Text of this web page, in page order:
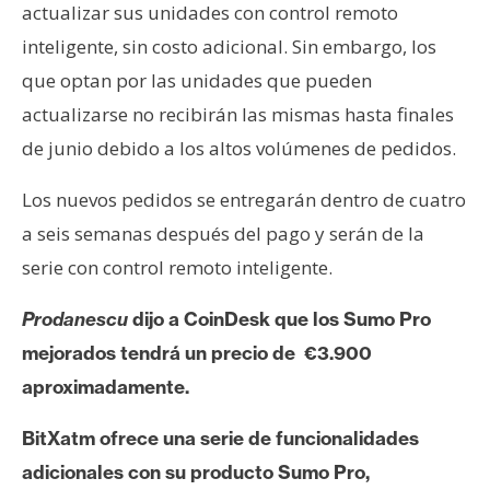
e
m
a
s
e
c
u
s
o
s
C
o
actualizar sus unidades con control remoto
inteligente, sin costo adicional. Sin embargo, los
que optan por las unidades que pueden
actualizarse no recibirán las mismas hasta finales
de junio debido a los altos volúmenes de pedidos.
Los nuevos pedidos se entregarán dentro de cuatro
a seis semanas después del pago y serán de la
serie con control remoto inteligente.
Prodanescudijo a CoinDesk que los Sumo Pro
mejorados tendrá un precio de €3.900
aproximadamente.
BitXatm ofrece una serie de funcionalidades
adicionales con su producto Sumo Pro,